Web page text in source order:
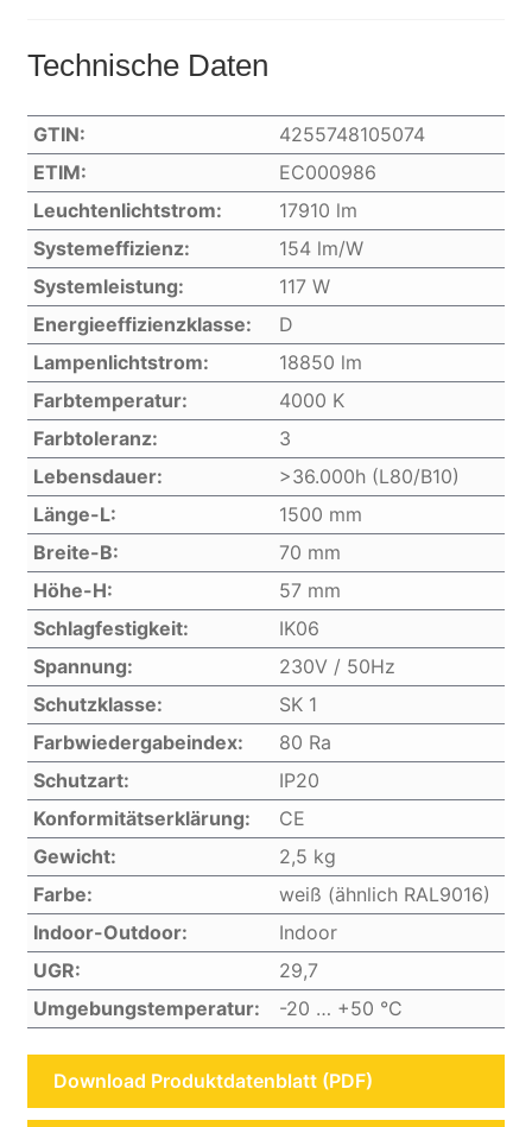
Technische Daten
GTIN:
4255748105074
ETIM:
EC000986
Leuchtenlichtstrom:
17910 lm
Systemeffizienz:
154 lm/W
Systemleistung:
117 W
Energieeffizienzklasse:
D
Lampenlichtstrom:
18850 lm
Farbtemperatur:
4000 K
Farbtoleranz:
3
Lebensdauer:
>36.000h (L80/B10)
Länge-L:
1500 mm
Breite-B:
70 mm
Höhe-H:
57 mm
Schlagfestigkeit:
IK06
Spannung:
230V / 50Hz
Schutzklasse:
SK 1
Farbwiedergabeindex:
80 Ra
Schutzart:
IP20
Konformitätserklärung:
CE
Gewicht:
2,5 kg
Farbe:
weiß (ähnlich RAL9016)
Indoor-Outdoor:
Indoor
UGR:
29,7
Umgebungstemperatur:
-20 … +50 °C
Download Produktdatenblatt (PDF)